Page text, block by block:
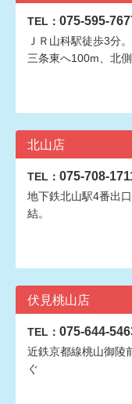
TEL： 075-595-
ＪＲ山科駅徒歩3分
三条東へ100m、北側
北山店
TEL： 075-708-
地下鉄北山駅4番出
結。
伏見桃山店
TEL： 075-644-
近鉄京都線桃山御陵
ぐ